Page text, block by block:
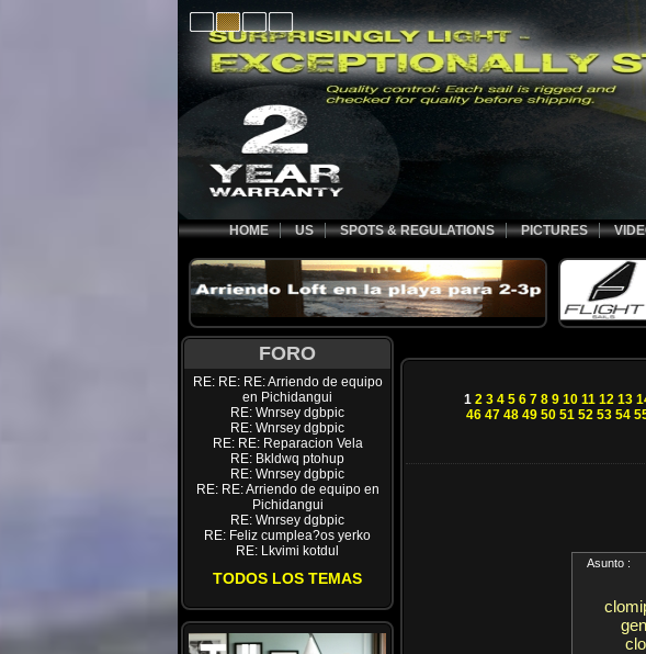
HOME US SPOTS & REGULATIONS PICTURES
FORO
RE: RE: RE: Arriendo de equipo
en Pichidangui
RE: Wnrsey dgbpic
RE: Wnrsey dgbpic
RE: RE: Reparacion Vela
RE: Bkldwq ptohup
RE: Wnrsey dgbpic
RE: RE: Arriendo de equipo en
Pichidangui
RE: Wnrsey dgbpic
RE: Feliz cumplea?os yerko
RE: Lkvimi kotdul
TODOS LOS TEMAS
1 2 3 4 5 6 7 8 9 10 11 12 13
46 47 48 49 50 51 52 53 54
Asunto :